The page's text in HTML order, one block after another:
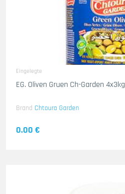
Eingelegte
EG. Oliven Gruen Ch-Garden 4x3kg
Brand Chtoura Garden
0.00 €